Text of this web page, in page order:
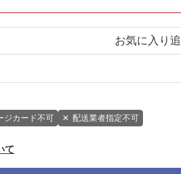
お気に入り
ジカード不可 ✕ 配送業者指定不可
て